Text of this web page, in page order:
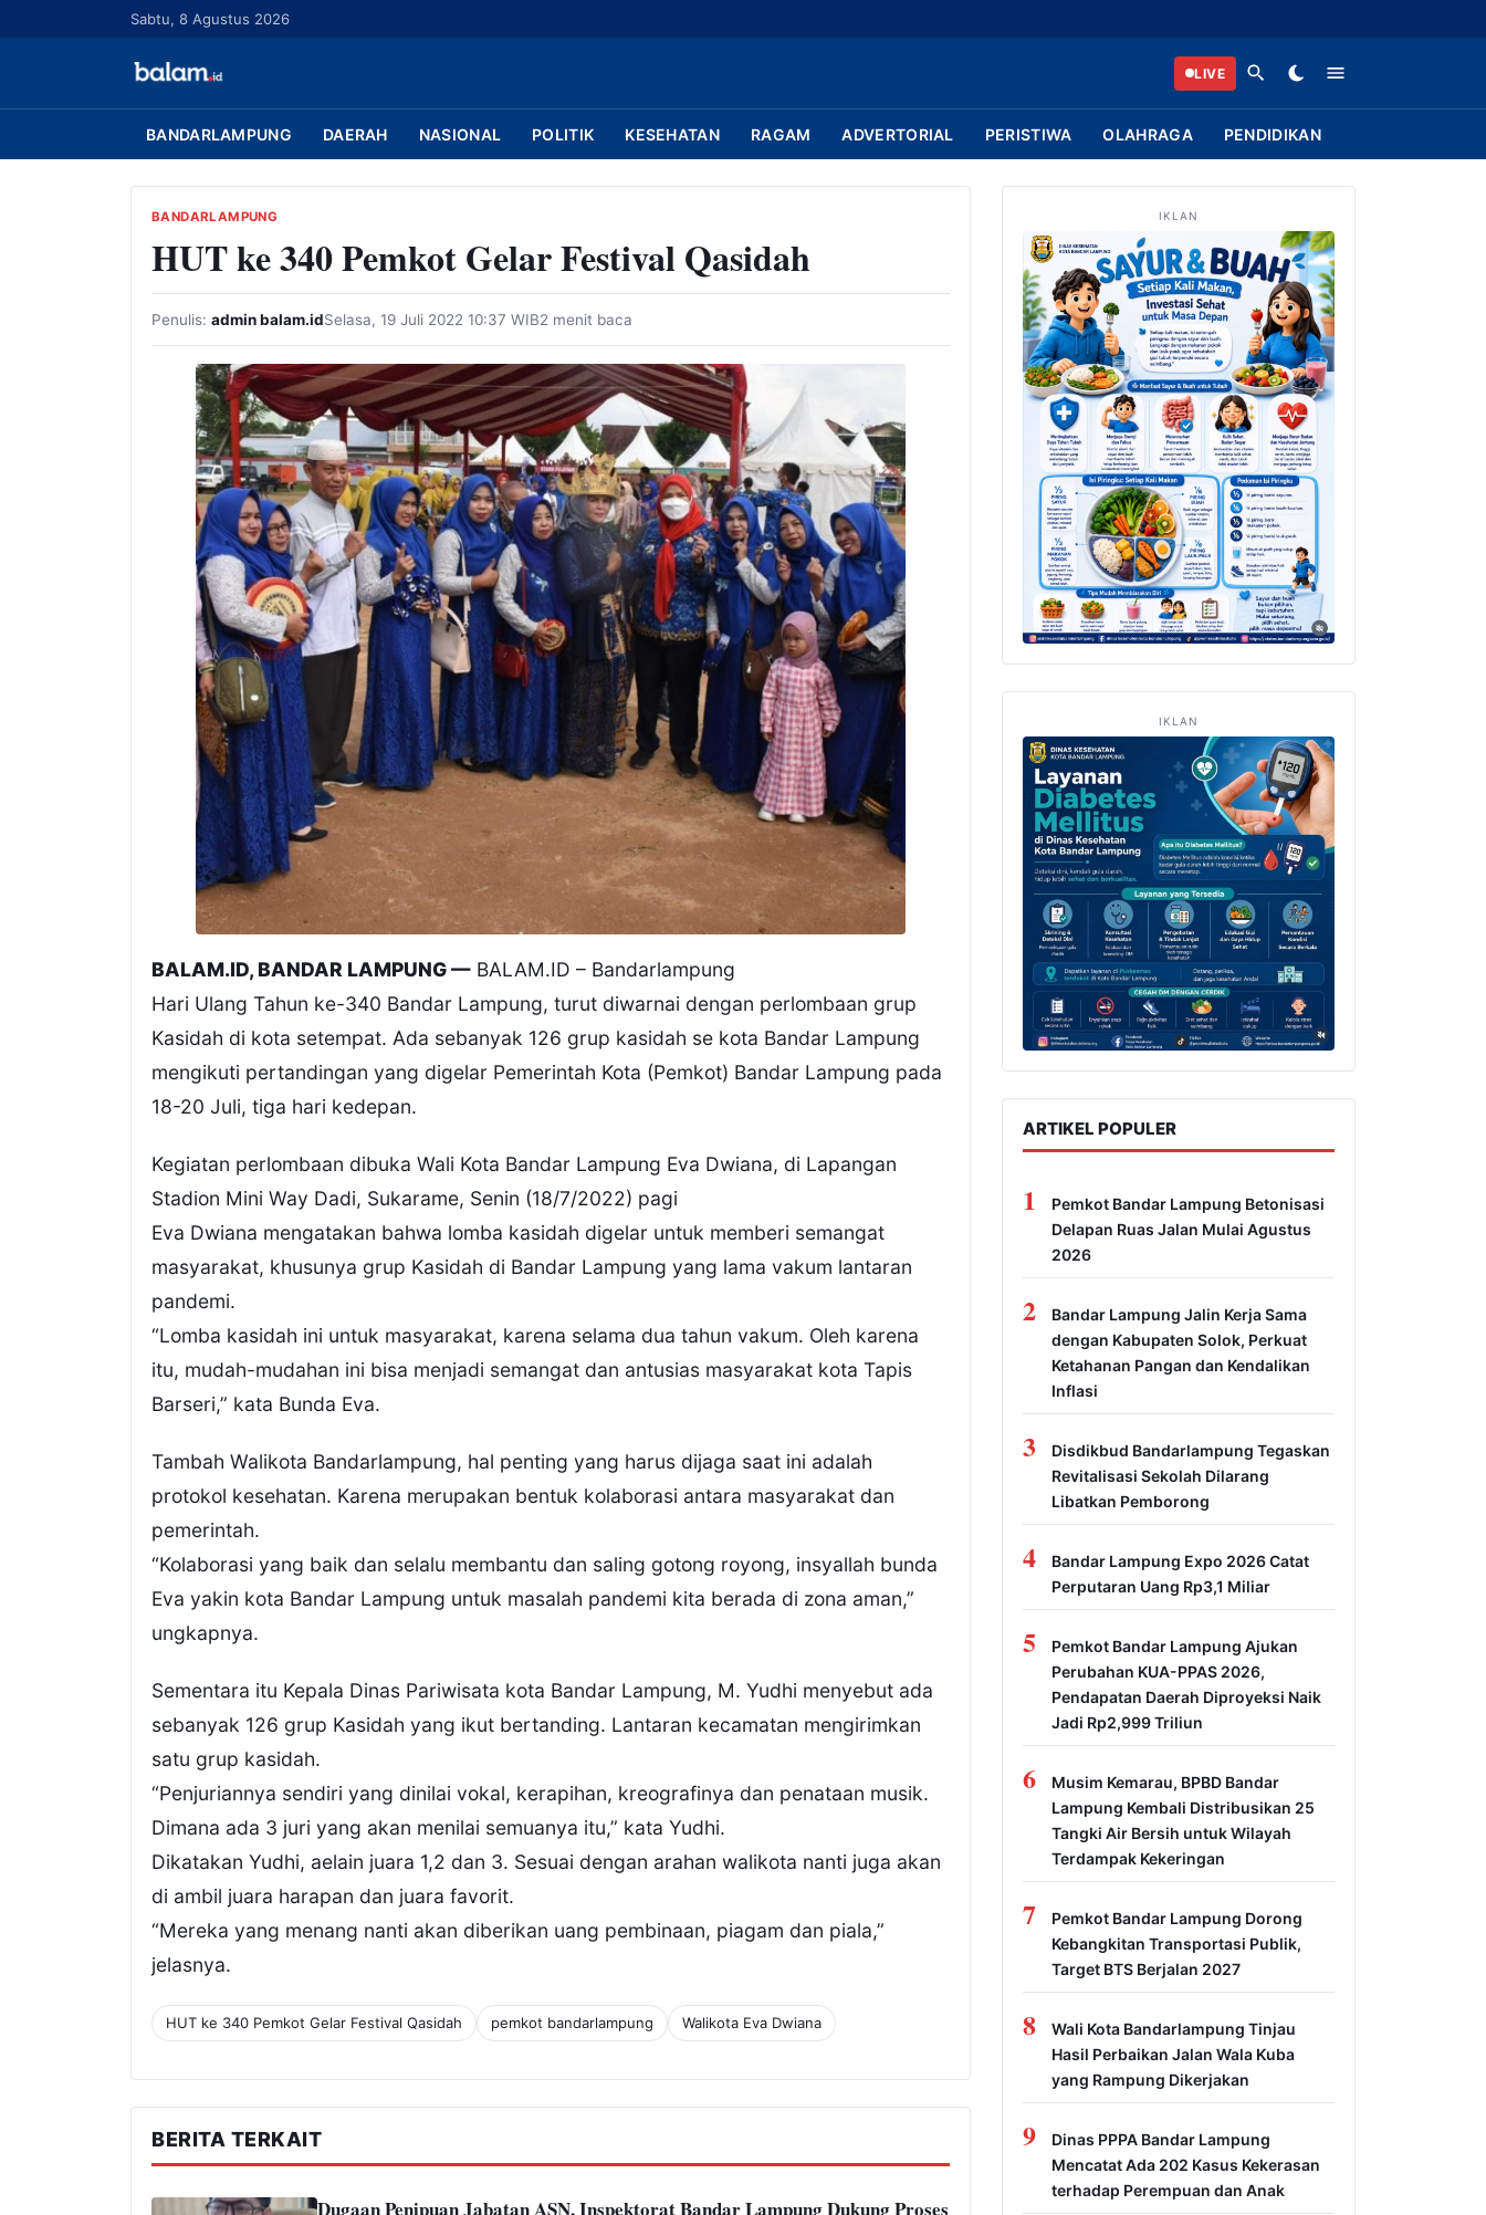
u
Sabtu, 8 Agustus 2026
LIVE
BANDARLAMPUNG DAERAH NASIONAL POLITIK KESEHATAN RAGAM ADVERTORIAL PERISTIWA OLAHRAGA PENDIDIKAN
BANDARLAMPUNG
HUT ke 340 Pemkot Gelar Festival Qasidah
Penulis: admin balam.idSelasa, 19 Juli 2022 10:37 WIB2 menit baca
BALAM.ID, BANDAR LAMPUNG — BALAM.ID – Bandarlampung
Hari Ulang Tahun ke-340 Bandar Lampung, turut diwarnai dengan perlombaan grup
Kasidah di kota setempat. Ada sebanyak 126 grup kasidah se kota Bandar Lampung
mengikuti pertandingan yang digelar Pemerintah Kota (Pemkot) Bandar Lampung pada
18-20 Juli, tiga hari kedepan.
Kegiatan perlombaan dibuka Wali Kota Bandar Lampung Eva Dwiana, di Lapangan
Stadion Mini Way Dadi, Sukarame, Senin (18/7/2022) pagi
Eva Dwiana mengatakan bahwa lomba kasidah digelar untuk memberi semangat
masyarakat, khusunya grup Kasidah di Bandar Lampung yang lama vakum lantaran
pandemi.
“Lomba kasidah ini untuk masyarakat, karena selama dua tahun vakum. Oleh karena
itu, mudah-mudahan ini bisa menjadi semangat dan antusias masyarakat kota Tapis
Barseri,” kata Bunda Eva.
Tambah Walikota Bandarlampung, hal penting yang harus dijaga saat ini adalah
protokol kesehatan. Karena merupakan bentuk kolaborasi antara masyarakat dan
pemerintah.
“Kolaborasi yang baik dan selalu membantu dan saling gotong royong, insyallah bunda
Eva yakin kota Bandar Lampung untuk masalah pandemi kita berada di zona aman,”
ungkapnya.
Sementara itu Kepala Dinas Pariwisata kota Bandar Lampung, M. Yudhi menyebut ada
sebanyak 126 grup Kasidah yang ikut bertanding. Lantaran kecamatan mengirimkan
satu grup kasidah.
“Penjuriannya sendiri yang dinilai vokal, kerapihan, kreografinya dan penataan musik.
Dimana ada 3 juri yang akan menilai semuanya itu,” kata Yudhi.
Dikatakan Yudhi, aelain juara 1,2 dan 3. Sesuai dengan arahan walikota nanti juga akan
di ambil juara harapan dan juara favorit.
“Mereka yang menang nanti akan diberikan uang pembinaan, piagam dan piala,”
jelasnya.
HUT ke 340 Pemkot Gelar Festival Qasidah pemkot bandarlampung Walikota Eva Dwiana
BERITA TERKAIT
Dugaan Penipuan Jabatan ASN, Inspektorat Bandar Lampung Dukung Proses
IKLAN
IKLAN
ARTIKEL POPULER
1
Pemkot Bandar Lampung Betonisasi
Delapan Ruas Jalan Mulai Agustus
2026
2
Bandar Lampung Jalin Kerja Sama
dengan Kabupaten Solok, Perkuat
Ketahanan Pangan dan Kendalikan
Inflasi
3
Disdikbud Bandarlampung Tegaskan
Revitalisasi Sekolah Dilarang
Libatkan Pemborong
4
Bandar Lampung Expo 2026 Catat
Perputaran Uang Rp3,1 Miliar
5
Pemkot Bandar Lampung Ajukan
Perubahan KUA-PPAS 2026,
Pendapatan Daerah Diproyeksi Naik
Jadi Rp2,999 Triliun
6
Musim Kemarau, BPBD Bandar
Lampung Kembali Distribusikan 25
Tangki Air Bersih untuk Wilayah
Terdampak Kekeringan
7
Pemkot Bandar Lampung Dorong
Kebangkitan Transportasi Publik,
Target BTS Berjalan 2027
8
Wali Kota Bandarlampung Tinjau
Hasil Perbaikan Jalan Wala Kuba
yang Rampung Dikerjakan
9
Dinas PPPA Bandar Lampung
Mencatat Ada 202 Kasus Kekerasan
terhadap Perempuan dan Anak